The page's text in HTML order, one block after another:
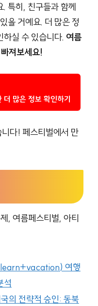
특히, 친구들과 함께
을 거예요. 더 많은 정
실 수 있습니다. 여름
져보세요!
많은 정보 확인하기
다! 페스티벌에서 만
, 여름페스티벌, 아티
여행
석
의 전략적 승인: 동북